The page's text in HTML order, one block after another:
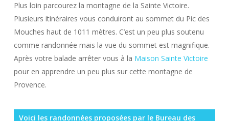
Plus loin parcourez la montagne de la Sainte Victoire.
Plusieurs itinéraires vous conduiront au sommet du Pic des
Mouches haut de 1011 mètres. C’est un peu plus soutenu
comme randonnée mais la vue du sommet est magnifique.
Après votre balade arrêter vous à la Maison Sainte Victoire
pour en apprendre un peu plus sur cette montagne de
Provence.
Voici les randonnées proposées par le Bureau des